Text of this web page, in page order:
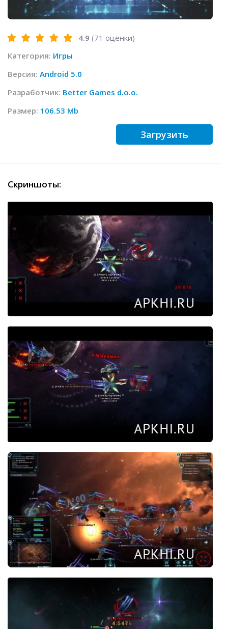
4.9 (71 оценки)
Категория: Игры
Версия: Android 5.0
Разработчик: Better Games d.o.o.
Размер: 106.53 Mb
Загрузить
Скриншоты: